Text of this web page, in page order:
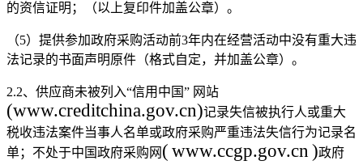
的资信证明；
（以上复印件加盖公章）。
（5）提供参加政府采购活动前3年内在经营活动中没有重大违
法记录的书面声明原件（格式自定，并加盖公章）。
2.2、供应商未被列入“信用中国” 网站
(www.creditchina.gov.cn)记录失信被执行人或重大
税收违法案件当事人名单或政府采购严重违法失信行为记录名
单；不处于中国政府采购网 ( www.ccgp.gov.cn )政府